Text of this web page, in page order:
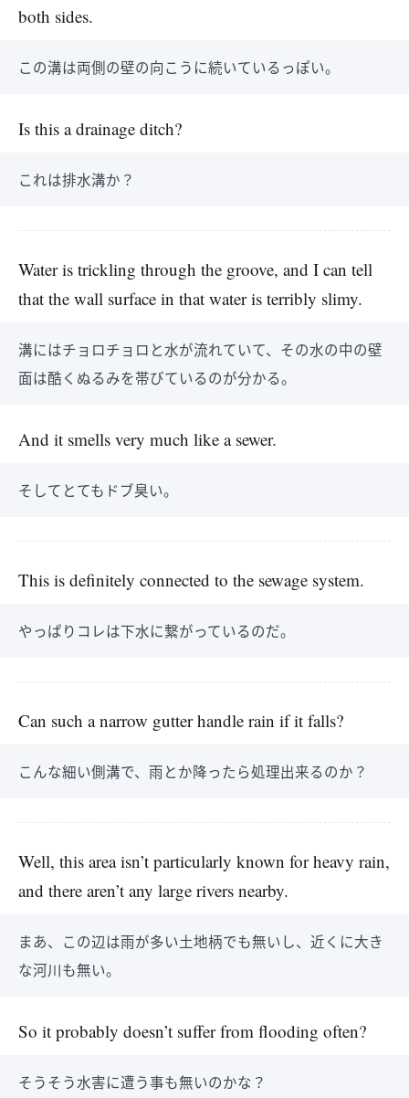
both sides.
この溝は両側の壁の向こうに続いているっぽい。
Is this a drainage ditch?
これは排水溝か？
Water is trickling through the groove, and I can tell
that the wall surface in that water is terribly slimy.
溝にはチョロチョロと水が流れていて、その水の中の壁
面は酷くぬるみを帯びているのが分かる。
And it smells very much like a sewer.
そしてとてもドブ臭い。
This is definitely connected to the sewage system.
やっぱりコレは下水に繋がっているのだ。
Can such a narrow gutter handle rain if it falls?
こんな細い側溝で、雨とか降ったら処理出来るのか？
Well, this area isn’t particularly known for heavy rain,
and there aren’t any large rivers nearby.
まあ、この辺は雨が多い土地柄でも無いし、近くに大き
な河川も無い。
So it probably doesn’t suffer from flooding often?
そうそう水害に遭う事も無いのかな？